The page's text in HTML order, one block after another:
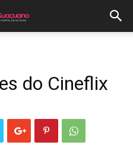
do Cineflix